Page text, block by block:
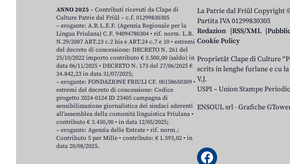
La Patrie dal Friûl Copyright
Partita IVA 01299830305
Redazion
RSS/XML
Cookie Policy
Proprietât Clape di Culture
scrits in lenghe furlane e cu
V.J.
USPI – Union Stampe
ENSOUL srl-Grafiche
ANNO 2025 – Contributi ricevuti da Clape di
Culture Patrie dal Friûl – c.f. 01299830305
– erogante: A.R.L.E.F. (Agenzia Regionale per la
Lingua Friulana) C.F. 94094780304 • rif. norm. L.R.
N.29/2007 ART.23 c.2 bis e ART.24 c.7 e 10 • estremi
del decreto di concessione: DECRETO N. 261 del
25/10/2022 importo contributo € 3.500,00 (saldo) in
data 06/11/2025 • DECRETO N. 173 del 27/06/2025 €
34.842,23 in data 31/07/2025;
– erogante: FONDAZIONE FRIULI CF. 00158650309 •
estremi del decreto di concessione: Codice
progetto 2024-0124 ID 23405 campagna di
sensibilizzazione giornalistica dei sindaci aderenti
all’assemblea della comunità linguistica Friulana •
contributo € 3.450,00 • in data 12/05/2025;
– erogante: Agenzia delle Entrate • rif. norm.:
Contributo 5 per Mille • contributo: € 1.593,02 • in
data 20/08/2025.